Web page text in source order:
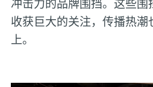
冲击力的品牌围挡。这些
收获巨大的关注，传播热
上。